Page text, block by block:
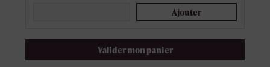
Ajouter
Valider mon panier